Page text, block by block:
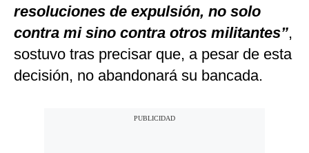
resoluciones de expulsión, no solo
contra mi sino contra otros militantes”,
sostuvo tras precisar que, a pesar de esta
decisión, no abandonará su bancada.